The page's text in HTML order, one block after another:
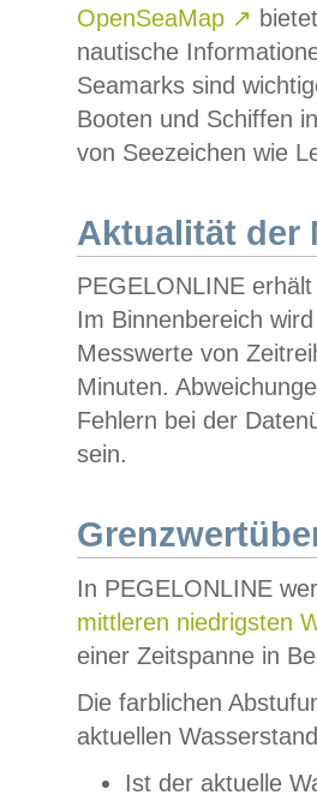
OpenSeaMap ↗
nautische
Seamarks sind
Booten und Schiffen
von Seezeichen wie
Aktualität der
PEGELONLINE
Im Binnenbereich
Messwerte von
Minuten.
Fehlern bei der
sein.
In PEGELONLINE
mittleren niedrigsten
einer Zeitspanne in
Die farblichen
aktuellen
Ist der aktuelle